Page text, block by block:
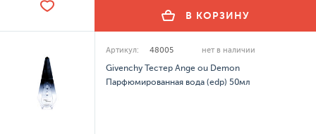
В КОРЗИНУ
Артикул: 48005 нет в наличии
Givenchy Тестер Ange ou Demon
Парфюмированная вода (edp) 50мл